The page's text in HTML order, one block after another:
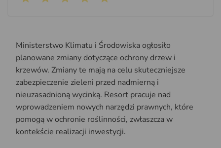
Ministerstwo Klimatu i Środowiska ogłosiło
planowane zmiany dotyczące ochrony drzew i
krzewów. Zmiany te mają na celu skuteczniejsze
zabezpieczenie zieleni przed nadmierną i
nieuzasadnioną wycinką. Resort pracuje nad
wprowadzeniem nowych narzędzi prawnych, które
pomogą w ochronie roślinności, zwłaszcza w
kontekście realizacji inwestycji.